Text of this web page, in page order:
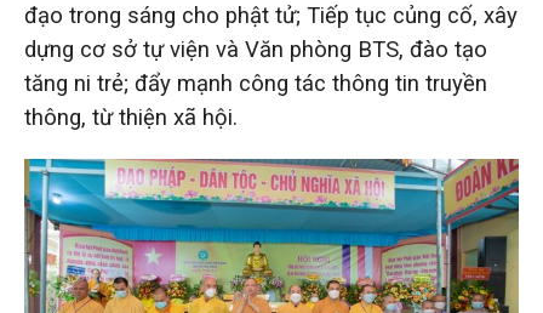
đạo trong sáng cho phật tử; Tiếp tục củng cố, xây
dựng cơ sở tự viện và Văn phòng BTS, đào tạo
tăng ni trẻ; đẩy mạnh công tác thông tin truyền
thông, từ thiện xã hội.